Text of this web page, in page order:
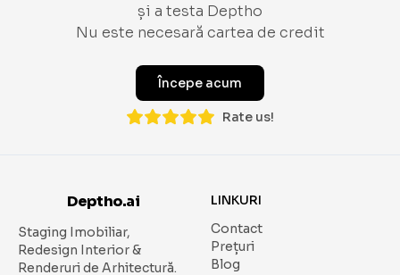
și a testa Deptho
Nu este necesară cartea de credit
Începe acum
Rate us!
Deptho.ai
Staging Imobiliar,
Redesign Interior &
Renderuri de Arhitectură.
LINKURI
Contact
Prețuri
Blog